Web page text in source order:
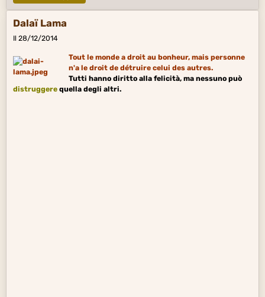
Dalaï Lama
Il 28/12/2014
Tout le monde a droit au bonheur, mais personne
n'a le droit de détruire celui des autres.
Tutti hanno diritto alla felicità, ma nessuno può
distruggere quella degli altri.